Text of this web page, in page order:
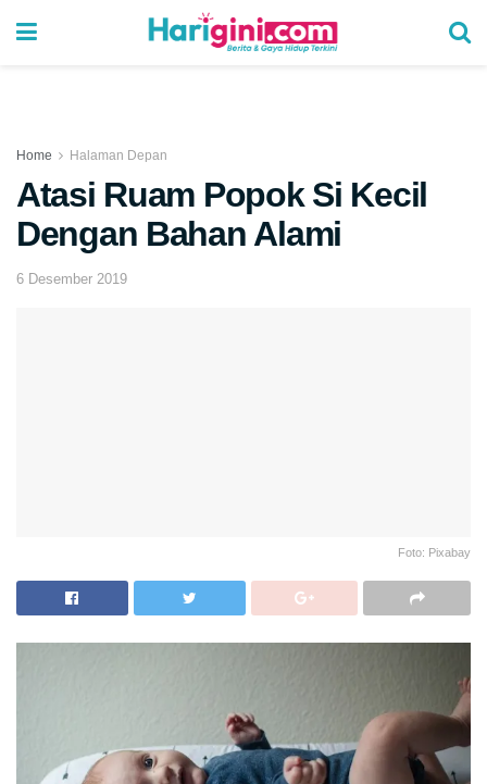
Home Halaman Depan
Atasi Ruam Popok Si Kecil
Dengan Bahan Alami
6 Desember 2019
Foto: Pixabay